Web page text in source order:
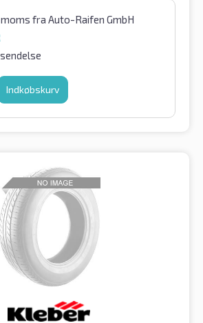
fra Auto-Raifen GmbH
Indkøbskurv